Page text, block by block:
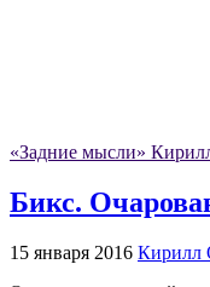
«Задние мысли»
Бикс.
15 января 2016 Кирилл